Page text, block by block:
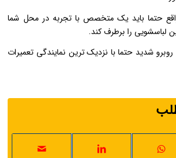
حتما باید یک متخصص با تجربه در محل شما
را برطرف کند.
شدید حتما با نزدیک ترین نمایندگی تعمیرات